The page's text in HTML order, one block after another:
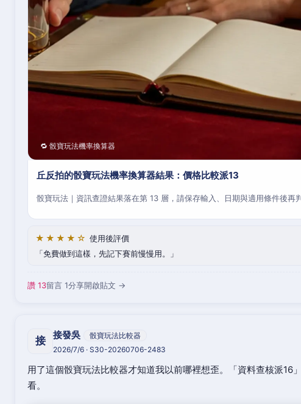
🔁 骰寶玩法機率換算器
丘反拍的骰寶玩法機率換算器結果：價格比較派13
骰寶玩法｜資訊查證結果落在第 13 層，請保存輸入、日期與適用條件後再判
★★★★☆ 使用後評價
免費做到這樣，先記下賽前慢慢用。
讚 13留言 1分享開啟貼文 →
接 接發吳
骰寶玩法比較器
2026/7/6 · S30-20260706-2483
用了這個骰寶玩法比較器才知道我以前哪裡想歪。「資料查核派16
看。